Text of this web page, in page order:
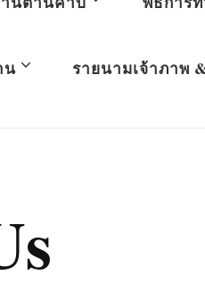
น รายนามเจ้าภาพ